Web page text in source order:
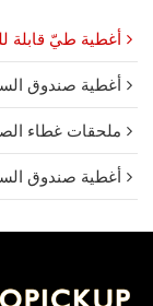
أغطية طيّ قابلة
أغطية صندوق
ملحقات غطاء
أغطية صندوق